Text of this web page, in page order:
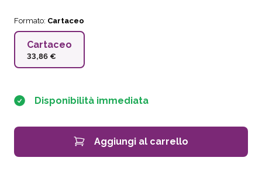
Formato: Cartaceo
Cartaceo
33,86 €
Disponibilità immediata
Aggiungi al carrello